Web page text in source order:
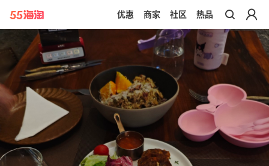
带你去官网买正品
优惠 商家 社区 热品